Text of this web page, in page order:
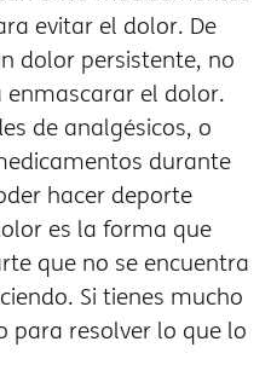
evitar el dolor. De
dolor persistente, no
enmascarar el dolor.
de analgésicos, o
durante
hacer deporte
es la forma que
que no se encuentra
Si tienes mucho
resolver lo que lo